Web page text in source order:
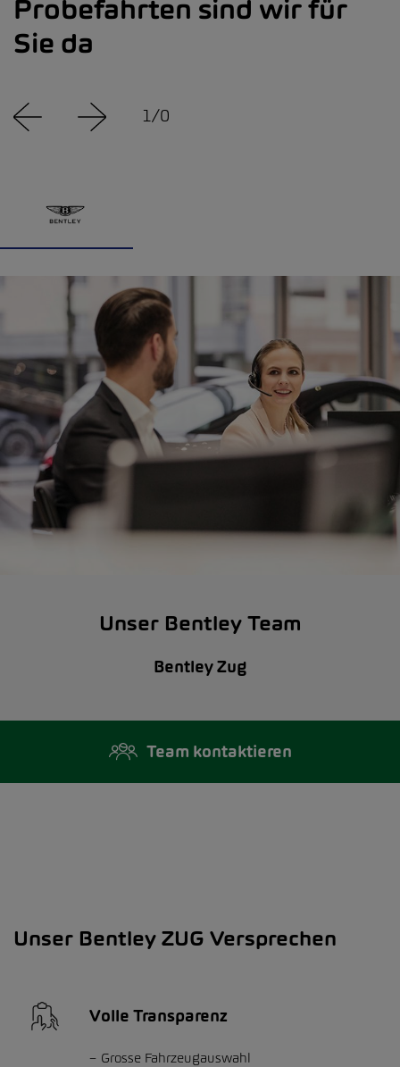
Probefahrten sind wir für
Sie da
1 /0
Unser Bentley Team
Bentley Zug
Team kontaktieren
Unser Bentley ZUG Versprechen
Volle Transparenz
Grosse Fahrzeugauswahl